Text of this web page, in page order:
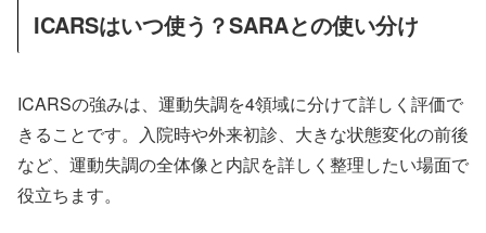
ICARSはいつ使う？SARAとの使い分け
ICARSの強みは、運動失調を4領域に分けて詳しく評価で
きることです。入院時や外来初診、大きな状態変化の前後
など、運動失調の全体像と内訳を詳しく整理したい場面で
役立ちます。